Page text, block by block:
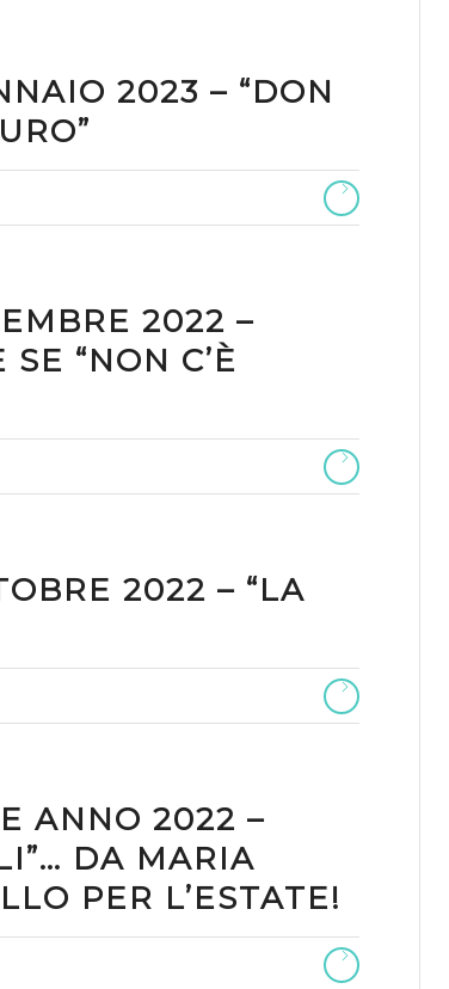
2023 – “DON
2022 –
“NON C’È
2022 – “LA
ANNO 2022 –
DA MARIA
PER L’ESTATE!